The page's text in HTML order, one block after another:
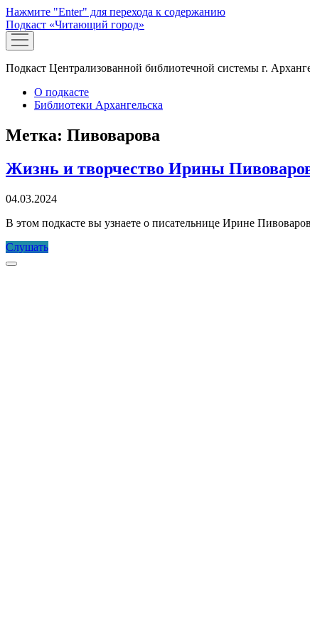
Нажмите "Enter" для перехода к содержанию
Подкаст «Читающий город»
открыть
меню
Подкаст Централизованной библиотечной системы г.
О подкасте
Библиотеки Архангельска
Метка: Пивоварова
Жизнь и творчество Ирины
04.03.2024
В этом подкасте вы узнаете о писательнице Ирине
СлушатьЖизнь
Прокрутка